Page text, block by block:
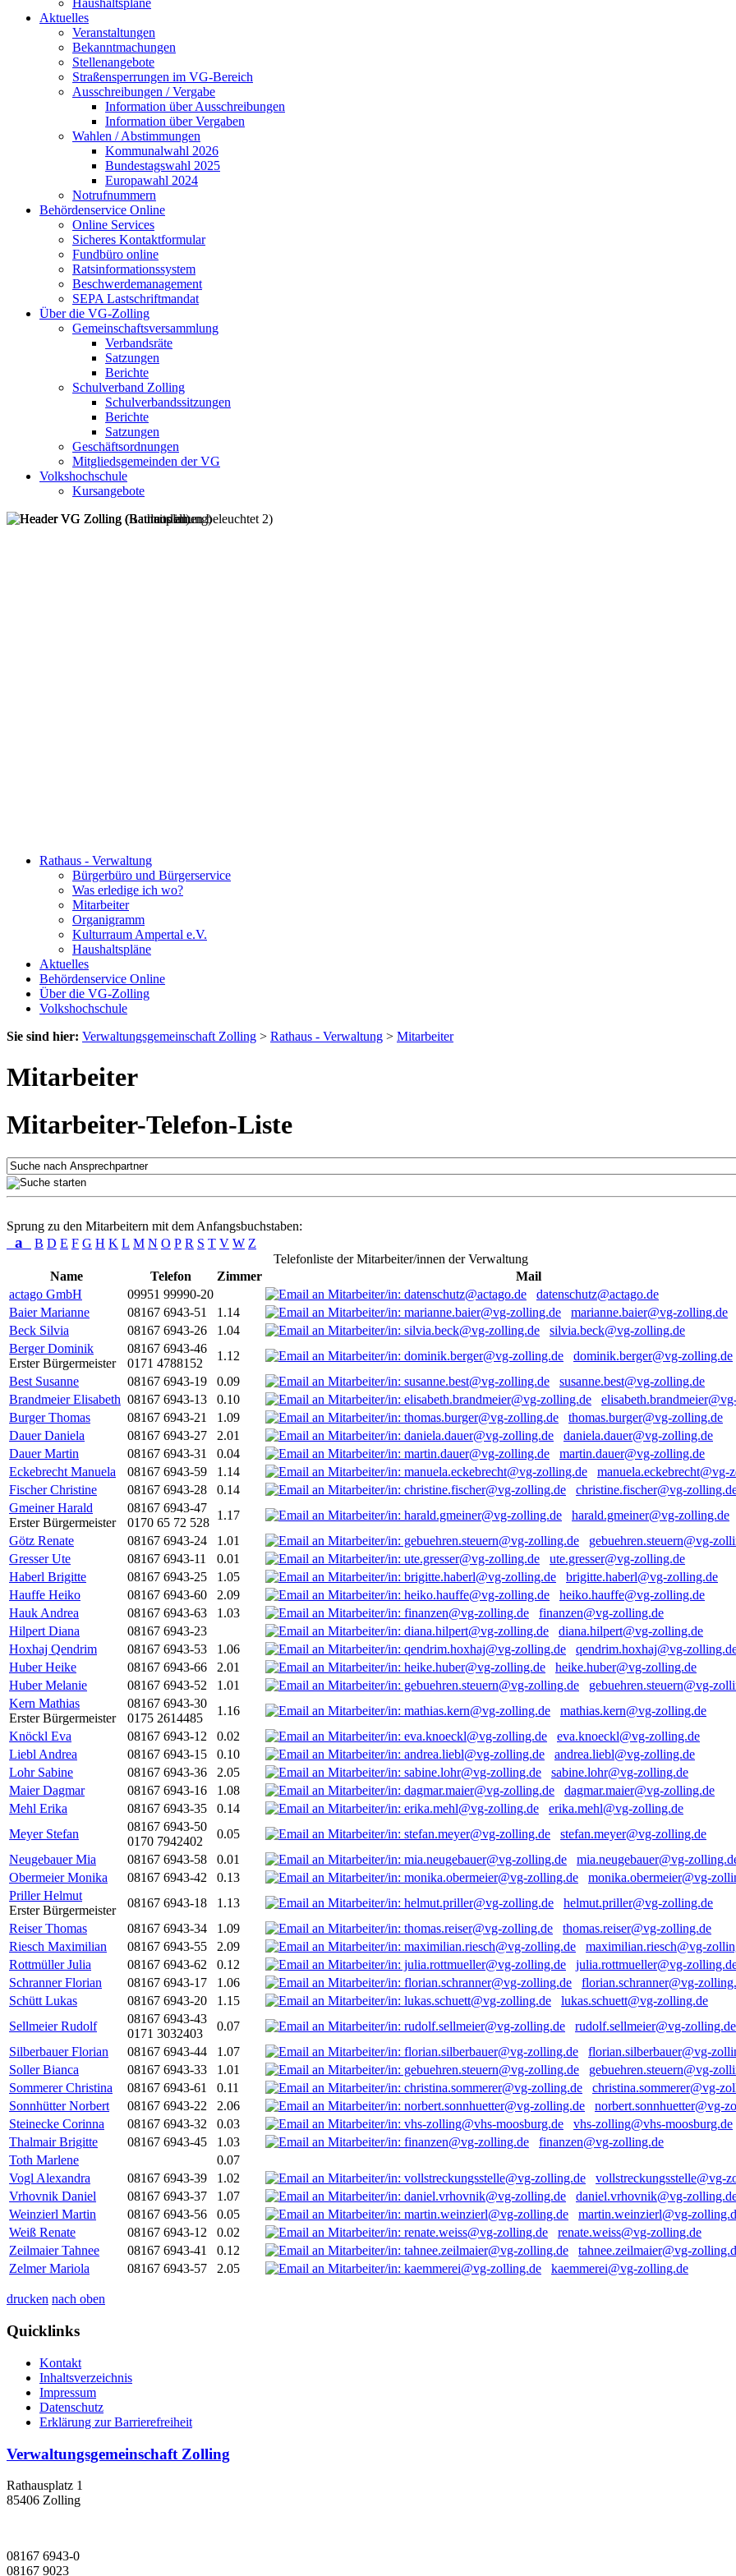
Haushaltspläne
Aktuelles
Veranstaltungen
Bekanntmachungen
Stellenangebote
Straßensperrungen im VG-Bereich
Ausschreibungen / Vergabe
Information über Ausschreibungen
Information über Vergaben
Wahlen / Abstimmungen
Kommunalwahl 2026
Bundestagswahl 2025
Europawahl 2024
Notrufnummern
Behördenservice Online
Online Services
Sicheres Kontaktformular
Fundbüro online
Ratsinformationssystem
Beschwerdemanagement
SEPA Lastschriftmandat
Über die VG-Zolling
Gemeinschaftsversammlung
Verbandsräte
Satzungen
Berichte
Schulverband Zolling
Schulverbandssitzungen
Berichte
Satzungen
Geschäftsordnungen
Mitgliedsgemeinden der VG
Volkshochschule
Kursangebote
Rathaus - Verwaltung
Bürgerbüro und Bürgerservice
Was erledige ich wo?
Mitarbeiter
Organigramm
Kulturraum Ampertal e.V.
Haushaltspläne
Aktuelles
Behördenservice Online
Über die VG-Zolling
Volkshochschule
Sie sind hier: Verwaltungsgemeinschaft Zolling > Rathaus - Verwaltung > Mitarbeiter
Mitarbeiter
Mitarbeiter-Telefon-Liste
Sprung zu den Mitarbeitern mit dem Anfangsbuchstaben:
a B D E F G H K L M N O P R S T V W Z
Telefonliste der Mitarbeiter/innen der Verwaltung
Name
Telefon Zimmer
Mail
actago GmbH
09951 99990-20
datenschutz@actago.de
Baier Marianne
08167 6943-51 1.14
marianne.baier@vg-zolling.de
Beck Silvia
08167 6943-26 1.04
silvia.beck@vg-zolling.de
Berger Dominik
Erster Bürgermeister
08167 6943-46
0171 4788152
1.12
dominik.berger@vg-zolling.de
Best Susanne
08167 6943-19 0.09
susanne.best@vg-zolling.de
Brandmeier Elisabeth 08167 6943-13 0.10
Burger Thomas
08167 6943-21 1.09
thomas.burger@vg-zolling.de
Dauer Daniela
08167 6943-27 2.01
daniela.dauer@vg-zolling.de
Dauer Martin
08167 6943-31 0.04
martin.dauer@vg-zolling.de
Eckebrecht Manuela
08167 6943-59 1.14
manuela.eckebrecht@vg-
Fischer Christine
08167 6943-28 0.14
christine.fischer@vg-
Gmeiner Harald
Erster Bürgermeister
08167 6943-47
0170 65 72 528
1.17
harald.gmeiner@vg-zolling.de
Götz Renate
08167 6943-24 1.01
gebuehren.steuern@vg-
Gresser Ute
08167 6943-11 0.01
ute.gresser@vg-zolling.de
Haberl Brigitte
08167 6943-25 1.05
brigitte.haberl@vg-zolling.de
Hauffe Heiko
08167 6943-60 2.09
heiko.hauffe@vg-zolling.de
Hauk Andrea
08167 6943-63 1.03
finanzen@vg-zolling.de
Hilpert Diana
08167 6943-23
diana.hilpert@vg-zolling.de
Hoxhaj Qendrim
08167 6943-53 1.06
qendrim.hoxhaj@vg-
Huber Heike
08167 6943-66 2.01
heike.huber@vg-zolling.de
Huber Melanie
08167 6943-52 1.01
gebuehren.steuern@vg-
Kern Mathias
Erster Bürgermeister
08167 6943-30
0175 2614485
1.16
mathias.kern@vg-zolling.de
Knöckl Eva
08167 6943-12 0.02
eva.knoeckl@vg-zolling.de
Liebl Andrea
08167 6943-15 0.10
andrea.liebl@vg-zolling.de
Lohr Sabine
08167 6943-36 2.05
sabine.lohr@vg-zolling.de
Maier Dagmar
08167 6943-16 1.08
dagmar.maier@vg-zolling.de
Mehl Erika
08167 6943-35 0.14
erika.mehl@vg-zolling.de
Meyer Stefan
08167 6943-50
0170 7942402
0.05
stefan.meyer@vg-zolling.de
Neugebauer Mia
08167 6943-58 0.01
mia.neugebauer@vg-
Obermeier Monika
08167 6943-42 0.13
monika.obermeier@vg-
Priller Helmut
Erster Bürgermeister
08167 6943-18 1.13
helmut.priller@vg-zolling.de
Reiser Thomas
08167 6943-34 1.09
thomas.reiser@vg-zolling.de
Riesch Maximilian
08167 6943-55 2.09
maximilian.riesch@vg-
Rottmüller Julia
08167 6943-62 0.12
julia.rottmueller@vg-
Schranner Florian
08167 6943-17 1.06
florian.schranner@vg-
Schütt Lukas
08167 6943-20 1.15
lukas.schuett@vg-zolling.de
Sellmeier Rudolf
08167 6943-43
0171 3032403
0.07
rudolf.sellmeier@vg-zolling.de
Silberbauer Florian
08167 6943-44 1.07
florian.silberbauer@vg-
Soller Bianca
08167 6943-33 1.01
gebuehren.steuern@vg-
Sommerer Christina
08167 6943-61 0.11
christina.sommerer@vg-
Sonnhütter Norbert
08167 6943-22 2.06
norbert.sonnhuetter@vg-
Steinecke Corinna
08167 6943-32 0.03
vhs-zolling@vhs-moosburg.de
Thalmair Brigitte
08167 6943-45 1.03
finanzen@vg-zolling.de
Toth Marlene
0.07
Vogl Alexandra
08167 6943-39 1.02
vollstreckungsstelle@vg-
Vrhovnik Daniel
08167 6943-37 1.07
daniel.vrhovnik@vg-
Weinzierl Martin
08167 6943-56 0.05
martin.weinzierl@vg-
Weiß Renate
08167 6943-12 0.02
renate.weiss@vg-zolling.de
Zeilmaier Tahnee
08167 6943-41 0.12
tahnee.zeilmaier@vg-
Zelmer Mariola
08167 6943-57 2.05 kaemmerei@vg-zolling.de
drucken nach oben
Quicklinks
Kontakt
Inhaltsverzeichnis
Impressum
Datenschutz
Erklärung zur Barrierefreiheit
Verwaltungsgemeinschaft Zolling
Rathausplatz 1
85406 Zolling
08167 6943-0
08167 9023